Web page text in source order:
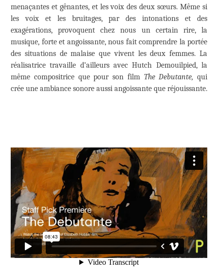
menaçantes et gênantes, et les voix des deux sœurs. Même si
les voix et les bruitages, par des intonations et des
exagérations, provoquent chez nous un certain rire, la
musique, forte et angoissante, nous fait comprendre la portée
des situations de malaise que vivent les deux femmes. La
réalisatrice travaille d’ailleurs avec Hutch Demouilpied, la
même compositrice que pour son film The Debutante, qui
crée une ambiance sonore aussi angoissante que réjouissante.